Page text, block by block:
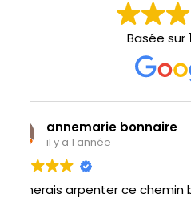
Basée sur
bonnaire
ce chemin bientôt